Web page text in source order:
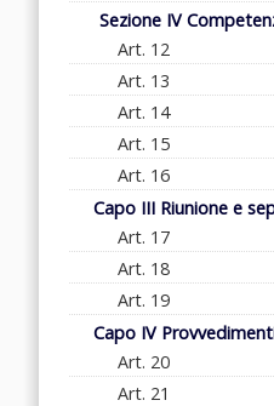
Sezione IV
Art. 12
Art. 13
Art. 14
Art. 15
Art. 16
Capo III Riunione e
Art. 17
Art. 18
Art. 19
Capo IV
Art. 20
Art. 21